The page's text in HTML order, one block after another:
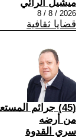
ميشيل الرائي
2026 / 8 / 8
قضايا ثقافية
(45) جرائم
من أرضه
سري القدوة